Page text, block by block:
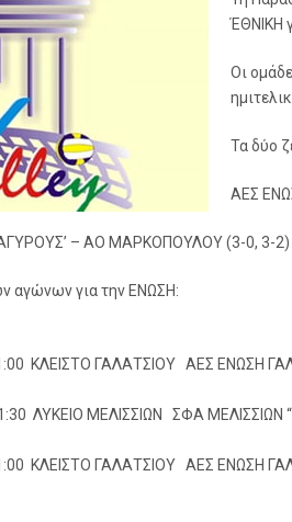
ΈΘΝΙΚΗ
Οι
Τα δύο
ΑΕΣ
– ΑΟ ΜΑΡΚΟΠΟΥΛΟΥ (3-0, 3-2)
αγώνων για την ΕΝΩΣΗ:
ΚΛΕΙΣΤΟ ΓΑΛΑΤΣΙΟΥ ΑΕΣ ΕΝΩΣΗ
ΛΥΚΕΙΟ ΜΕΛΙΣΣΙΩΝ ΣΦΑ ΜΕΛΙΣΣΙΩΝ
ΚΛΕΙΣΤΟ ΓΑΛΑΤΣΙΟΥ ΑΕΣ ΕΝΩΣΗ